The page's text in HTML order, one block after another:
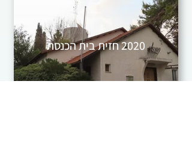
2020 חזית בית הכנסת